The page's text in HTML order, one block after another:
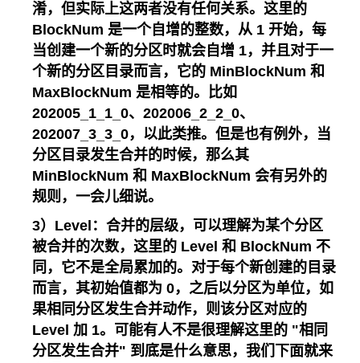
淆，但实际上这两者没有任何关系。这里的
BlockNum 是一个自增的整数，从 1 开始，每
当创建一个新的分区时就会自增 1，并且对于一
个新的分区目录而言，它的 MinBlockNum 和
MaxBlockNum 是相等的。比如
202005_1_1_0、202006_2_2_0、
202007_3_3_0，以此类推。但是也有例外，当
分区目录发生合并的时候，那么其
MinBlockNum 和 MaxBlockNum 会有另外的
规则，一会儿细说。
3）Level：合并的层级，可以理解为某个分区
被合并的次数，这里的 Level 和 BlockNum 不
同，它不是全局累加的。对于每个新创建的目录
而言，其初始值都为 0，之后以分区为单位，如
果相同分区发生合并动作，则该分区对应的
Level 加 1。可能有人不是很理解这里的 "相同
分区发生合并" 到底是什么意思，我们下面就来